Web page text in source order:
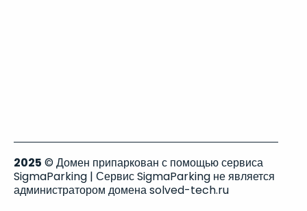
2025 © Домен припаркован с помощью сервиса
SigmaParking | Сервис SigmaParking не является
администратором домена solved-tech.ru